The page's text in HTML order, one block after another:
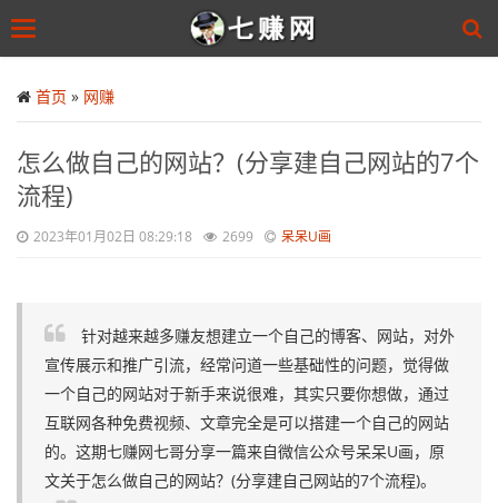
to
main
Toggle
首页 » 网赚
怎么做自己的网站？(分享建自己网站的7个
流程)
2023年01月02日 08:29:18 2699 呆呆U画
针对越来越多赚友想建立一个自己的博客、网站，对外
宣传展示和推广引流，经常问道一些基础性的问题，觉得做
一个自己的网站对于新手来说很难，其实只要你想做，通过
互联网各种免费视频、文章完全是可以搭建一个自己的网站
的。这期七赚网七哥分享一篇来自微信公众号呆呆U画，原
文关于怎么做自己的网站？(分享建自己网站的7个流程)。